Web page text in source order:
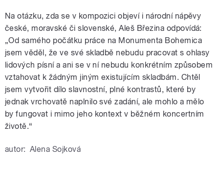
Na otázku, zda se v kompozici objeví i národní nápěvy
české, moravské či slovenské, Aleš Březina odpovídá:
„Od samého počátku práce na Monumenta Bohemica
jsem věděl, že ve své skladbě nebudu pracovat s ohlasy
lidových písní a ani se v ní nebudu konkrétním způsobem
vztahovat k žádným jiným existujícím skladbám. Chtěl
jsem vytvořit dílo slavnostní, plné kontrastů, které by
jednak vrchovatě naplnilo své zadání, ale mohlo a mělo
by fungovat i mimo jeho kontext v běžném koncertním
životě.“
autor: Alena Sojková